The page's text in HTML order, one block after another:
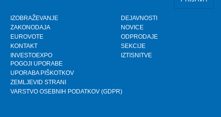
IZOBRAŽEVANJE
ZAKONODAJA
EUROVOTE
KONTAKT
INVESTOEXPO
DEJAVNOSTI
NOVICE
ODPRODAJE
SEKCIJE
IZTISNITVE
POGOJI UPORABE
UPORABA PIŠKOTKOV
ZEMLJEVID STRANI
VARSTVO OSEBNIH PODATKOV (GDPR)